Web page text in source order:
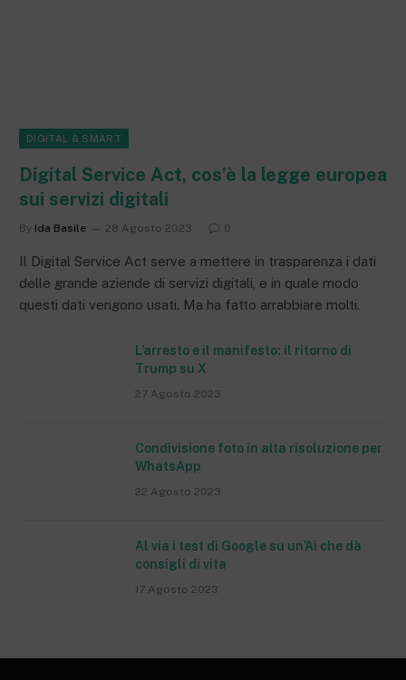
DIGITAL & SMART
Digital Service Act, cos’è la legge europea
sui servizi digitali
By Ida Basile 28 Agosto 2023 0
Il Digital Service Act serve a mettere in trasparenza i dati
delle grande aziende di servizi digitali, e in quale modo
questi dati vengono usati. Ma ha fatto arrabbiare molti.
L’arresto e il manifesto: il ritorno di
Trump su X
27 Agosto 2023
Condivisione foto in alta risoluzione per
WhatsApp
22 Agosto 2023
Al via i test di Google su un’Ai che dà
consigli di vita
17 Agosto 2023